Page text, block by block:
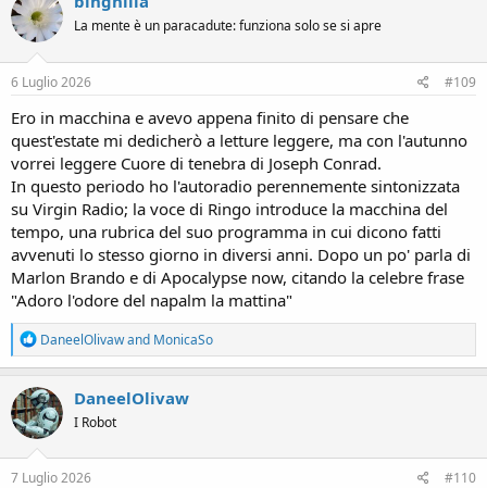
t
i
o
n
s
La mente è un paracadute: funziona solo se si apre
6 Luglio 2026 #109
Ero in macchina e avevo appena finito di pensare che
quest'estate mi dedicherò a letture leggere, ma con l'autunno
vorrei leggere Cuore di tenebra di Joseph Conrad.
In questo periodo ho l'autoradio perennemente sintonizzata
su Virgin Radio; la voce di Ringo introduce la macchina del
tempo, una rubrica del suo programma in cui dicono fatti
avvenuti lo stesso giorno in diversi anni. Dopo un po' parla di
Marlon Brando e di Apocalypse now, citando la celebre frase
"Adoro l'odore del napalm la mattina"
R
e
a
c
t
i
o
n
s
DaneelOlivawand MonicaSo
DaneelOlivaw
I Robot
7 Luglio 2026 #110